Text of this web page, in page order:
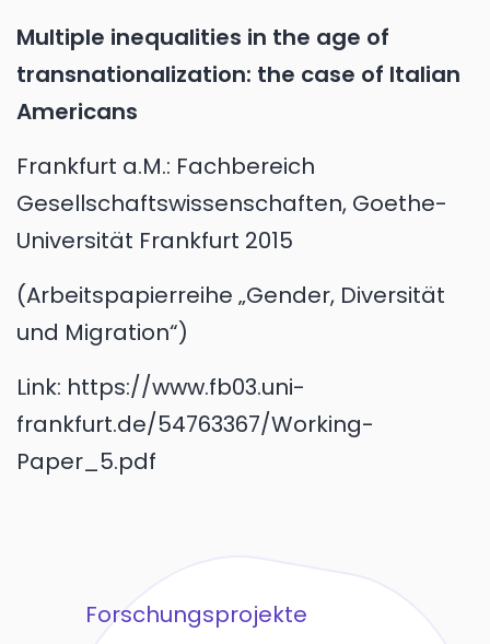
Multiple inequalities in the age of
transnationalization: the case of Italian
Americans
Frankfurt a.M.: Fachbereich
Gesellschaftswissenschaften, Goethe-
Universität Frankfurt 2015
Arbeitspapierreihe „Gender, Diversität
und Migration“
Link: https://www.fb03.uni-
frankfurt.de/54763367/Working-
Paper_5.pdf
Forschungsprojekte